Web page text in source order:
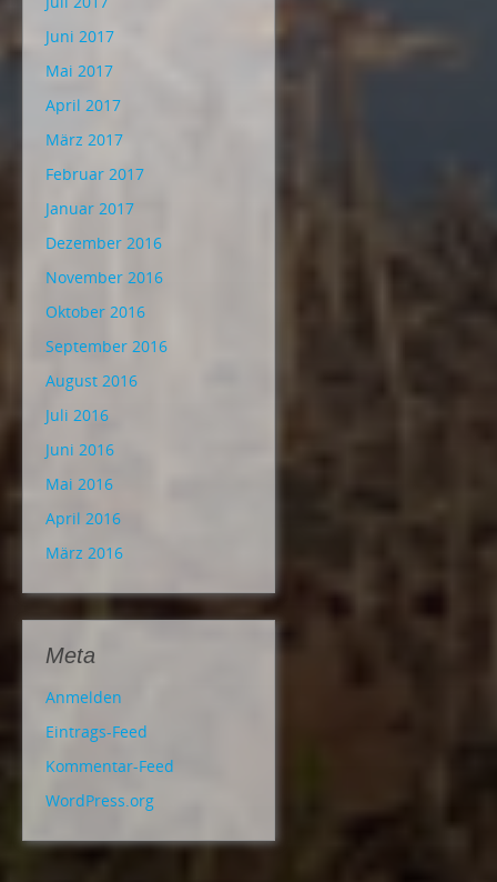
Juni 2017
Mai 2017
April 2017
März 2017
Februar 2017
Januar 2017
Dezember 2016
November 2016
Oktober 2016
September 2016
August 2016
Juli 2016
Juni 2016
Mai 2016
April 2016
März 2016
Meta
Anmelden
Eintrags-Feed
Kommentar-Feed
WordPress.org